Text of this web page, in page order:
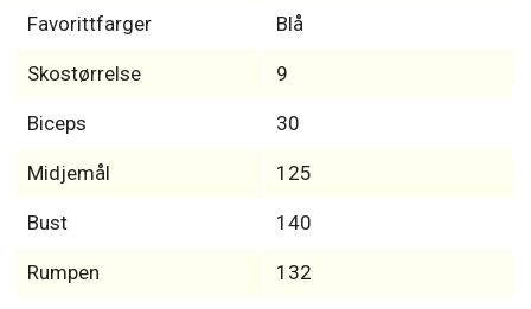
Favorittfarger Blå
Skostørrelse 9
Biceps 30
Midjemål 125
Bust 140
Rumpen 132